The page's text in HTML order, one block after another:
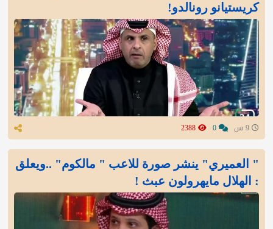
كريستيانو رونالدو!
" العميري" ينشر صورة للاعب " مالكوم" ..ويعلق
: الهلال مايهرولون عبث !